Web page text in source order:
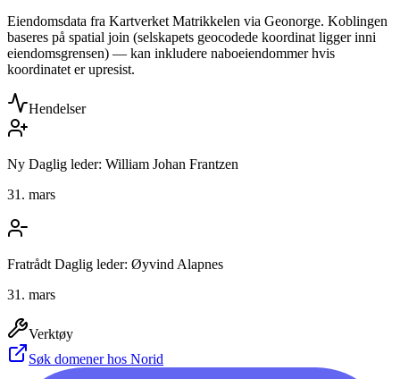
Eiendomsdata fra Kartverket Matrikkelen via Geonorge. Koblingen
baseres på spatial join (selskapets geocodede koordinat ligger inni
eiendomsgrensen) — kan inkludere naboeiendommer hvis
koordinatet er upresist.
Hendelser
Ny Daglig leder: William Johan Frantzen
31. mars
Fratrådt Daglig leder: Øyvind Alapnes
31. mars
Verktøy
Søk domener hos Norid